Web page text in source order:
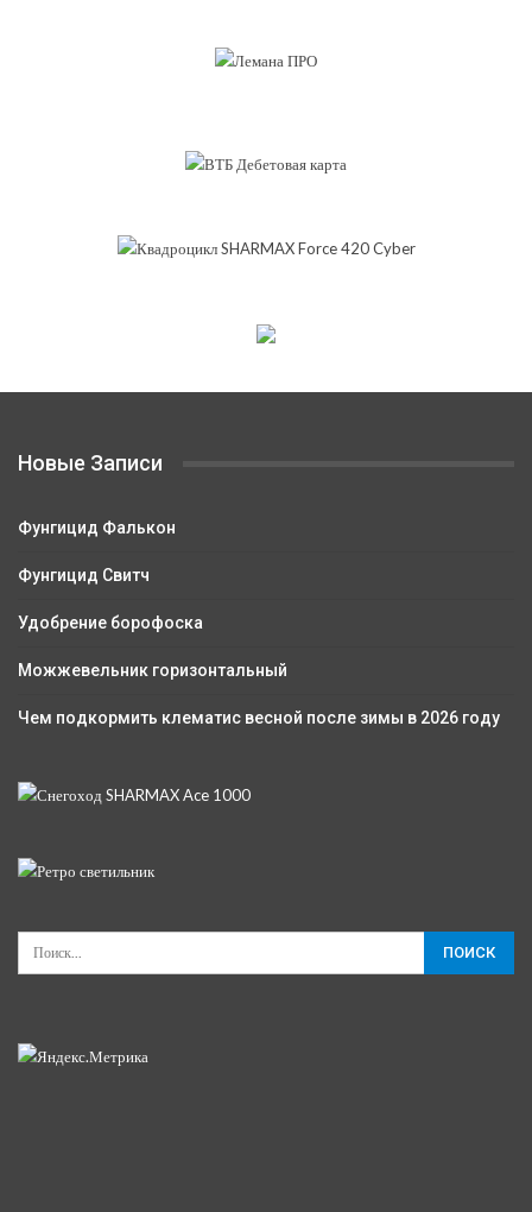
Новые Записи
Фунгицид Фалькон
Фунгицид Свитч
Удобрение борофоска
Можжевельник горизонтальный
Чем подкормить клематис весной после зимы в 2026 году